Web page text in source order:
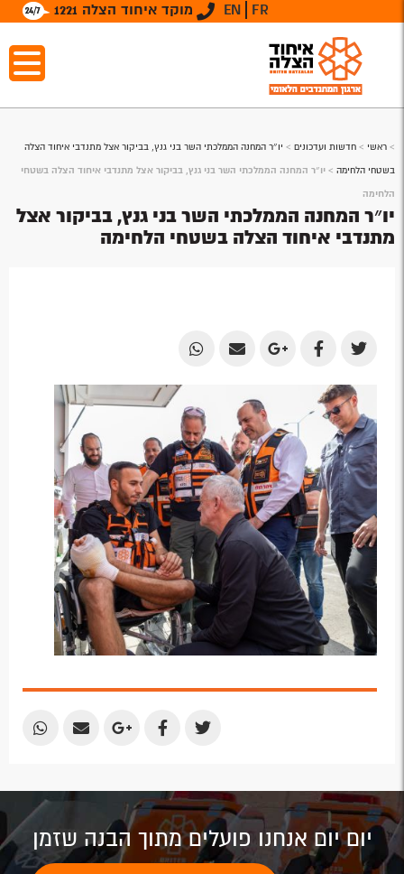
מוקד איחוד הצלה 1221 EN FR
> ראשי > חדשות ועדכונים > יו״ר המחנה הממלכתי השר בני גנץ, בביקור אצל מתנדבי איחוד הצלה
בשטחי הלחימה > יו״ר המחנה הממלכתי השר בני גנץ, בביקור אצל מתנדבי איחוד הצלה בשטחי
הלחימה
יו״ר המחנה הממלכתי השר בני גנץ, בביקור אצל
מתנדבי איחוד הצלה בשטחי הלחימה
Share
on
Twitter
Share
Facebook
Share
Google
Plus
Share
Email
Share
by
Email
Share
Share
Share
Share
Share
יום יום אנחנו פועלים מתוך הבנה שזמן